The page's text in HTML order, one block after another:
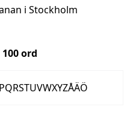
i Stockholm
100ord
PQRSTUVWXYZÅÄÖ